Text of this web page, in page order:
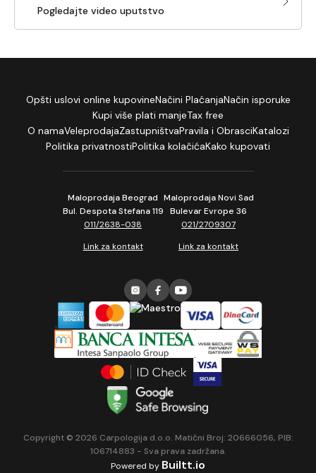
Pogledajte video uputstvo
Opšti uslovi online kupovineNačini PlaćanjaNačin isporuke
Kupi više plati manjeTax free
O namaVeleprodajaZastupništvaPravila i ObrasciKatalozi
Politika privatnostiPolitika kolačićaKako kupovati
Maloprodaja Beograd
Bul. Despota Stefana 119
011/2638-038
Link za kontakt
Maloprodaja Novi Sad
Bulevar Evrope 36
021/2709307
Link za kontakt
Copyright © 2026 Carpologija d.o.o. Matični Broj: 20666056, PIB:
106714883 - Sva prava zadržana.
Powered by Builtt.io